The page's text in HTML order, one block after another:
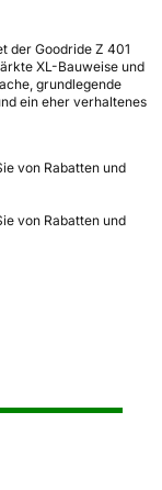
der Goodride Z 401
XL-Bauweise und
grundlegende
ein eher verhaltenes
von Rabatten und
von Rabatten und